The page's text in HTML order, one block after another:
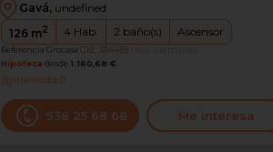
Gavá, undefined
126 m2 4 Hab. 2 baño(s) Ascensor
Referencia Grocasa G12_354459
Hipoteca desde 1.160,68 €
Interesados0
938 25 68 68 Me interesa